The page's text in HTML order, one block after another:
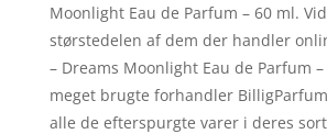
Moonlight Eau de Parfum – 60 ml.
størstedelen af dem der handler
– Dreams Moonlight Eau de Parfum
meget brugte forhandler
alle de efterspurgte varer i deres